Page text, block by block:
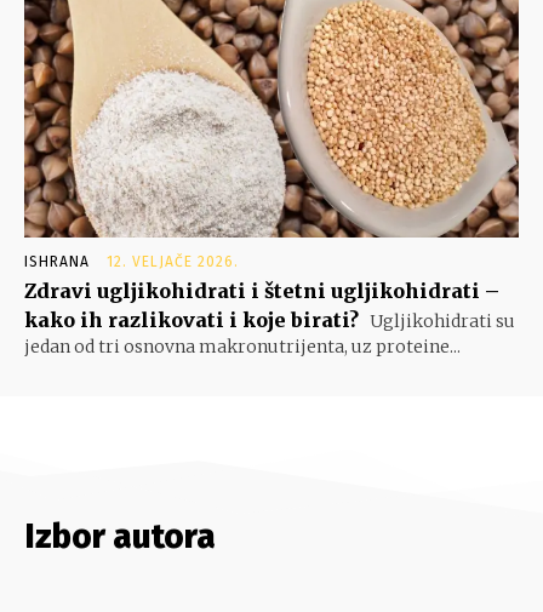
ISHRANA 12. VELJAČE 2026.
Zdravi ugljikohidrati i štetni ugljikohidrati –
kako ih razlikovati i koje birati? Ugljikohidrati su
jedan od tri osnovna makronutrijenta, uz proteine...
Izbor autora